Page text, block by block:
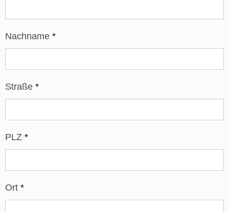
Nachname *
Straße *
PLZ *
Ort *